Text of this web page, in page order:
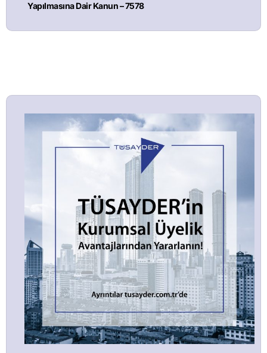
Yapılmasına Dair Kanun – 7578